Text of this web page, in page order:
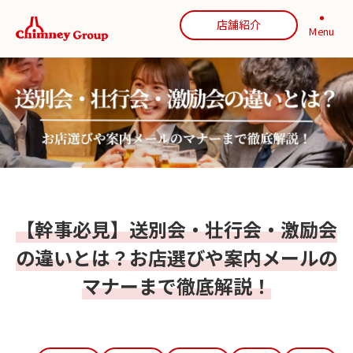
店舗紹介 Menu
【幹事必見】送別会・壮行会・激励会
の違いとは？お店選びや案内メールの
マナーまで徹底解説！